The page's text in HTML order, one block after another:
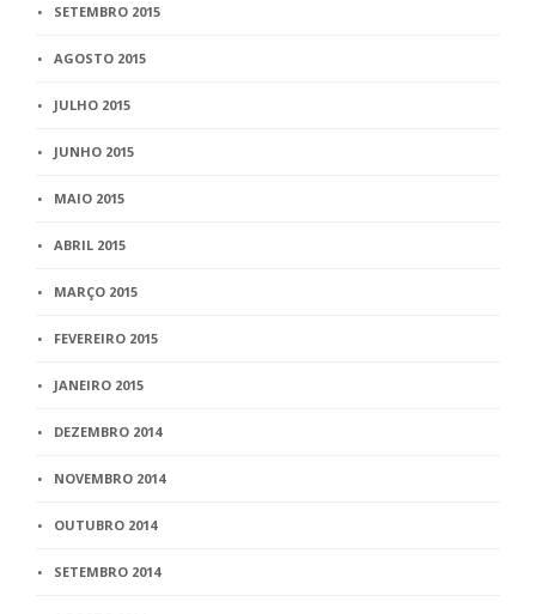
SETEMBRO 2015
AGOSTO 2015
JULHO 2015
JUNHO 2015
MAIO 2015
ABRIL 2015
MARÇO 2015
FEVEREIRO 2015
JANEIRO 2015
DEZEMBRO 2014
NOVEMBRO 2014
OUTUBRO 2014
SETEMBRO 2014